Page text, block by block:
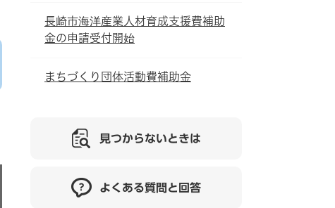
長崎市海洋産業人材育成支援費補助
金の申請受付開始
まちづくり団体活動費補助金
見つからないときは
よくある質問と回答